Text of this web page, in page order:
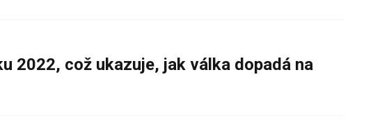
2022, což ukazuje, jak válka dopadá na